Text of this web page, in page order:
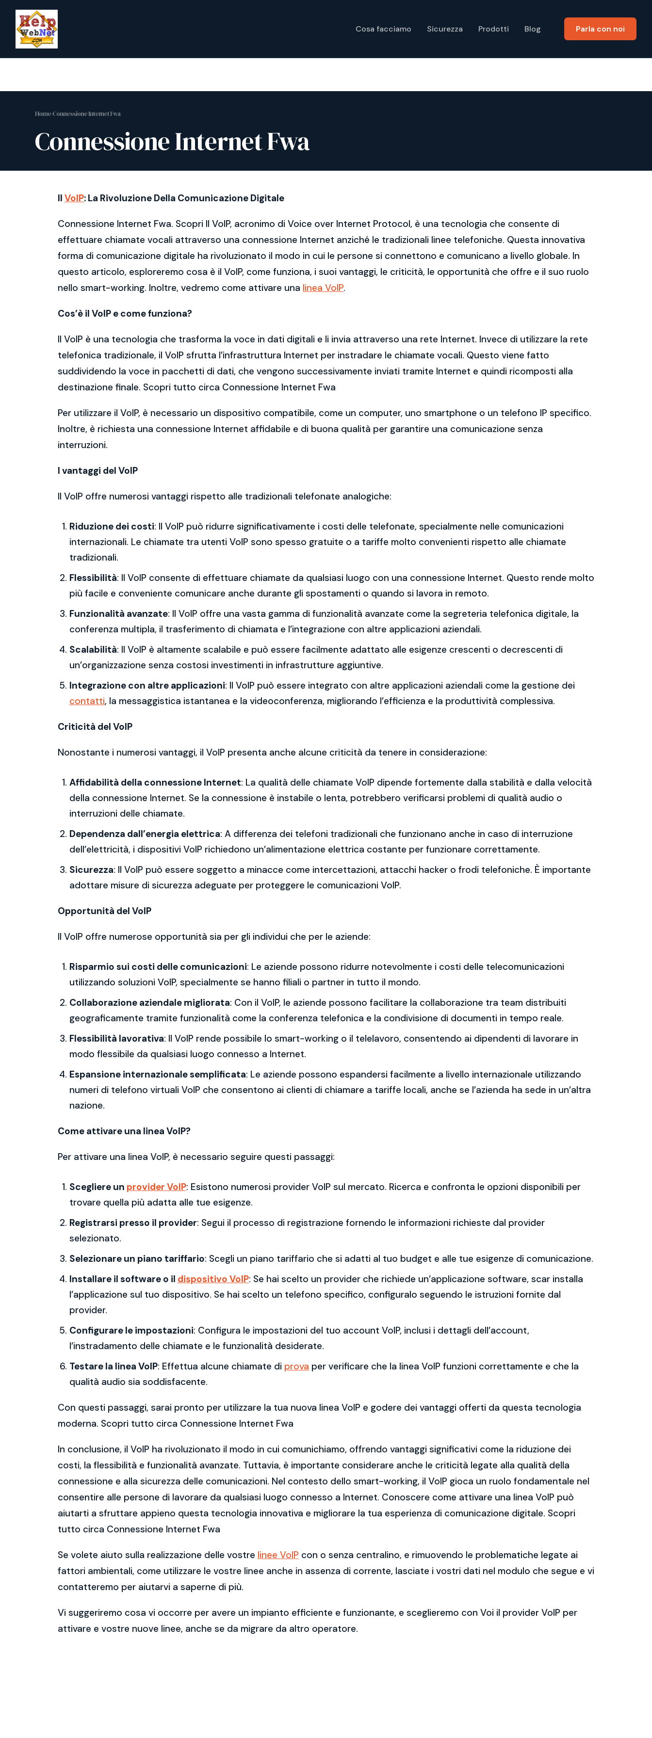
Cosa facciamo Sicurezza Prodotti Blog Parla con noi
contenuto
Home›Connessione Internet Fwa
Connessione Internet Fwa
Il VoIP: La Rivoluzione Della Comunicazione Digitale
Connessione Internet Fwa. Scopri Il VoIP, acronimo di Voice over Internet Protocol, è una tecnologia che consente di
effettuare chiamate vocali attraverso una connessione Internet anziché le tradizionali linee telefoniche. Questa innovativa
forma di comunicazione digitale ha rivoluzionato il modo in cui le persone si connettono e comunicano a livello globale. In
questo articolo, esploreremo cosa è il VoIP, come funziona, i suoi vantaggi, le criticità, le opportunità che offre e il suo ruolo
nello smart-working. Inoltre, vedremo come attivare una linea VoIP.
Cos’è il VoIP e come funziona?
Il VoIP è una tecnologia che trasforma la voce in dati digitali e li invia attraverso una rete Internet. Invece di utilizzare la rete
telefonica tradizionale, il VoIP sfrutta l’infrastruttura Internet per instradare le chiamate vocali. Questo viene fatto
suddividendo la voce in pacchetti di dati, che vengono successivamente inviati tramite Internet e quindi ricomposti alla
destinazione finale. Scopri tutto circa Connessione Internet Fwa
Per utilizzare il VoIP, è necessario un dispositivo compatibile, come un computer, uno smartphone o un telefono IP specifico.
Inoltre, è richiesta una connessione Internet affidabile e di buona qualità per garantire una comunicazione senza
interruzioni.
I vantaggi del VoIP
Il VoIP offre numerosi vantaggi rispetto alle tradizionali telefonate analogiche:
Riduzione dei costi: Il VoIP può ridurre significativamente i costi delle telefonate, specialmente nelle comunicazioni
internazionali. Le chiamate tra utenti VoIP sono spesso gratuite o a tariffe molto convenienti rispetto alle chiamate
tradizionali.
Flessibilità: Il VoIP consente di effettuare chiamate da qualsiasi luogo con una connessione Internet. Questo rende molto
più facile e conveniente comunicare anche durante gli spostamenti o quando si lavora in remoto.
Funzionalità avanzate: Il VoIP offre una vasta gamma di funzionalità avanzate come la segreteria telefonica digitale, la
conferenza multipla, il trasferimento di chiamata e l’integrazione con altre applicazioni aziendali.
Scalabilità: Il VoIP è altamente scalabile e può essere facilmente adattato alle esigenze crescenti o decrescenti di
un’organizzazione senza costosi investimenti in infrastrutture aggiuntive.
Integrazione con altre applicazioni: Il VoIP può essere integrato con altre applicazioni aziendali come la gestione dei
contatti, la messaggistica istantanea e la videoconferenza, migliorando l’efficienza e la produttività complessiva.
Criticità del VoIP
Nonostante i numerosi vantaggi, il VoIP presenta anche alcune criticità da tenere in considerazione:
Affidabilità della connessione Internet: La qualità delle chiamate VoIP dipende fortemente dalla stabilità e dalla velocità
della connessione Internet. Se la connessione è instabile o lenta, potrebbero verificarsi problemi di qualità audio o
interruzioni delle chiamate.
Dependenza dall’energia elettrica: A differenza dei telefoni tradizionali che funzionano anche in caso di interruzione
dell’elettricità, i dispositivi VoIP richiedono un’alimentazione elettrica costante per funzionare correttamente.
Sicurezza: Il VoIP può essere soggetto a minacce come intercettazioni, attacchi hacker o frodi telefoniche. È importante
adottare misure di sicurezza adeguate per proteggere le comunicazioni VoIP.
Opportunità del VoIP
Il VoIP offre numerose opportunità sia per gli individui che per le aziende:
Risparmio sui costi delle comunicazioni: Le aziende possono ridurre notevolmente i costi delle telecomunicazioni
utilizzando soluzioni VoIP, specialmente se hanno filiali o partner in tutto il mondo.
Collaborazione aziendale migliorata: Con il VoIP, le aziende possono facilitare la collaborazione tra team distribuiti
geograficamente tramite funzionalità come la conferenza telefonica e la condivisione di documenti in tempo reale.
Flessibilità lavorativa: Il VoIP rende possibile lo smart-working o il telelavoro, consentendo ai dipendenti di lavorare in
modo flessibile da qualsiasi luogo connesso a Internet.
Espansione internazionale semplificata: Le aziende possono espandersi facilmente a livello internazionale utilizzando
numeri di telefono virtuali VoIP che consentono ai clienti di chiamare a tariffe locali, anche se l’azienda ha sede in un’altra
nazione.
Come attivare una linea VoIP?
Per attivare una linea VoIP, è necessario seguire questi passaggi:
Scegliere un provider VoIP: Esistono numerosi provider VoIP sul mercato. Ricerca e confronta le opzioni disponibili per
trovare quella più adatta alle tue esigenze.
Registrarsi presso il provider: Segui il processo di registrazione fornendo le informazioni richieste dal provider
selezionato.
Selezionare un piano tariffario: Scegli un piano tariffario che si adatti al tuo budget e alle tue esigenze di comunicazione.
Installare il software o il dispositivo VoIP: Se hai scelto un provider che richiede un’applicazione software, scar installa
l’applicazione sul tuo dispositivo. Se hai scelto un telefono specifico, configuralo seguendo le istruzioni fornite dal
provider.
Configurare le impostazioni: Configura le impostazioni del tuo account VoIP, inclusi i dettagli dell’account,
l’instradamento delle chiamate e le funzionalità desiderate.
Testare la linea VoIP: Effettua alcune chiamate di prova per verificare che la linea VoIP funzioni correttamente e che la
qualità audio sia soddisfacente.
Con questi passaggi, sarai pronto per utilizzare la tua nuova linea VoIP e godere dei vantaggi offerti da questa tecnologia
moderna. Scopri tutto circa Connessione Internet Fwa
In conclusione, il VoIP ha rivoluzionato il modo in cui comunichiamo, offrendo vantaggi significativi come la riduzione dei
costi, la flessibilità e funzionalità avanzate. Tuttavia, è importante considerare anche le criticità legate alla qualità della
connessione e alla sicurezza delle comunicazioni. Nel contesto dello smart-working, il VoIP gioca un ruolo fondamentale nel
consentire alle persone di lavorare da qualsiasi luogo connesso a Internet. Conoscere come attivare una linea VoIP può
aiutarti a sfruttare appieno questa tecnologia innovativa e migliorare la tua esperienza di comunicazione digitale. Scopri
tutto circa Connessione Internet Fwa
Se volete aiuto sulla realizzazione delle vostre linee VoIP con o senza centralino, e rimuovendo le problematiche legate ai
fattori ambientali, come utilizzare le vostre linee anche in assenza di corrente, lasciate i vostri dati nel modulo che segue e vi
contatteremo per aiutarvi a saperne di più.
Vi suggeriremo cosa vi occorre per avere un impianto efficiente e funzionante, e sceglieremo con Voi il provider VoIP per
attivare e vostre nuove linee, anche se da migrare da altro operatore.